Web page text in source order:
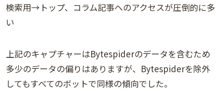
検索用→トップ、コラム記事へのアクセスが圧倒的に多
い
上記のキャプチャーはBytespiderのデータを含むため
多少のデータの偏りはありますが、Bytespiderを除外
してもすべてのボットで同様の傾向でした。